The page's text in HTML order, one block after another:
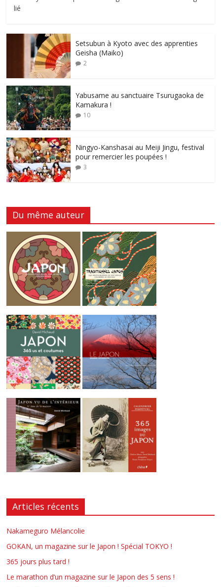
lié
Setsubun à Kyoto avec des apprenties
Geisha (Maiko)
2
Yabusame au sanctuaire Tsurugaoka de
Kamakura !
10
Ningyo-Kanshasai au Meiji Jingu, festival
pour remercier les poupées !
3
Du même auteur
Articles récents
Nakameguro Mélancolie
GOKAN, un magazine sur le Japon ! Spécial TOKYO !
365 jours plus tard !
Le marathon d’un magazine sur le Japon des 5 sens !